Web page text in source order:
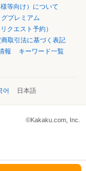
等向け）について
プレミアム
クエスト予約）
商取引法に基づく表記
報
キーワード一覧
어 日本語
©Kakaku.com, Inc.